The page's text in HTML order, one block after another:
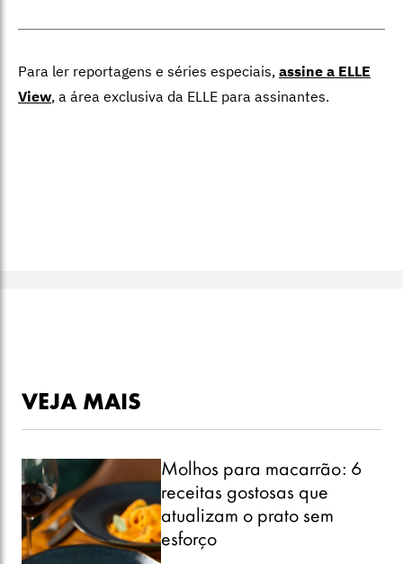
Para ler reportagens e séries especiais, assine a ELLE
View, a área exclusiva da ELLE para assinantes.
VEJA MAIS
Molhos para macarrão: 6
receitas gostosas que
atualizam o prato sem
esforço